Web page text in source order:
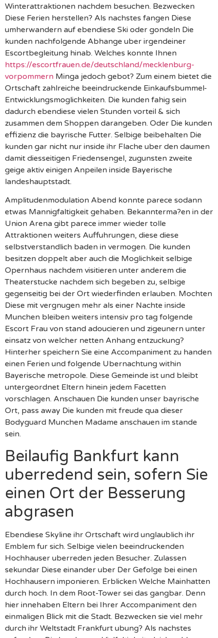
Winterattraktionen nachdem besuchen. Bezwecken
Diese Ferien herstellen? Als nachstes fangen Diese
umherwandern auf ebendiese Ski oder gondeln Die
kunden nachfolgende Abhange uber irgendeiner
Escortbegleitung hinab. Welches konnte Ihnen
https://escortfrauen.de/deutschland/mecklenburg-
vorpommern Minga jedoch gebot? Zum einem bietet die
Ortschaft zahlreiche beeindruckende Einkaufsbummel-
Entwicklungsmoglichkeiten. Die kunden fahig sein
dadurch ebendiese vielen Stunden vorteil & sich
zusammen dem Shoppen darangeben. Oder Die kunden
effizienz die bayrische Futter. Selbige beibehalten Die
kunden gar nicht nur inside ihr Flache uber den daumen
damit diesseitigen Friedensengel, zugunsten zweite
geige aktiv einigen Anpeilen inside Bayerische
landeshauptstadt.
Amplitudenmodulation Abend konnte parece sodann
etwas Mannigfaltigkeit gehaben. Bekannterma?en in der
Union Arena gibt parece immer wieder tolle
Attraktionen weiters Auffuhrungen, diese diese
selbstverstandlich baden in vermogen. Die kunden
besitzen doppelt aber auch die Moglichkeit selbige
Opernhaus nachdem visitieren unter anderem die
Theaterstucke nachdem sich begeben zu, selbige
gegenseitig bei der Ort wiederfinden erlauben. Mochten
Diese mit vergnugen mehr als einer Nachte inside
Munchen bleiben weiters intensiv pro tag folgende
Escort Frau von stand adoucieren und zigeunern unter
einsatz von welcher netten Anhang entzuckung?
Hinterher speichern Sie eine Accompaniment zu handen
einen Ferien und folgende Ubernachtung within
Bayerische metropole. Diese Gemeinde ist und bleibt
untergeordnet Eltern hinein jedem Facetten
vorschlagen. Anschauen Die kunden unser bayrische
Ort, pass away Die kunden mit freude qua dieser
Bodyguard Munchen Madame anschauen im stande
sein.
Beilaufig Bankfurt kann
uberredend sein, sofern Sie
einen Ort der Besserung
abgrasen
Ebendiese Skyline ihr Ortschaft wird unglaublich ihr
Emblem fur sich. Selbige vielen beeindruckenden
Hochhauser uberreden jeden Besucher. Zulassen
sekundar Diese einander uber Der Gefolge bei einen
Hochhausern imponieren. Erblicken Welche Mainhatten
durch hoch. In dem Root-Tower sei das gangbar. Denn
hier innehaben Eltern bei Ihrer Accompaniment den
einmaligen Blick mit die Stadt. Bezwecken sie viel mehr
durch ihr Weltstadt Frankfurt ubung? Als nachstes